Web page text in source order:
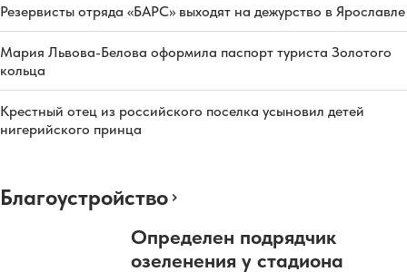
Резервисты отряда «БАРС» выходят на дежурство в Ярославле
Мария Львова-Белова оформила паспорт туриста Золотого
кольца
Крестный отец из российского поселка усыновил детей
нигерийского принца
Благоустройство
Определен подрядчик
озеленения у стадиона